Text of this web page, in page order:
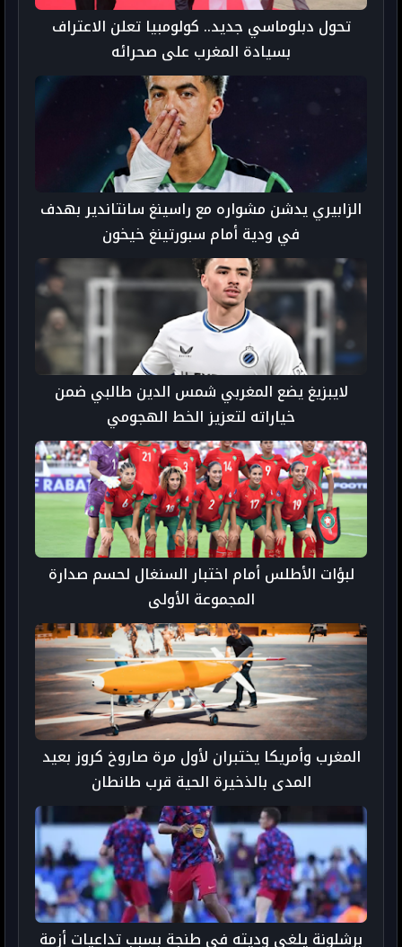
تحول دبلوماسي جديد.. كولومبيا تعلن الاعتراف
بسيادة المغرب على صحرائه
الزابيري يدشن مشواره مع راسينغ سانتاندير بهدف
في ودية أمام سبورتينغ خيخون
لايبزيغ يضع المغربي شمس الدين طالبي ضمن
خياراته لتعزيز الخط الهجومي
لبؤات الأطلس أمام اختبار السنغال لحسم صدارة
المجموعة الأولى
المغرب وأمريكا يختبران لأول مرة صاروخ كروز بعيد
المدى بالذخيرة الحية قرب طانطان
برشلونة يلغي وديته في طنجة بسبب تداعيات أزمة